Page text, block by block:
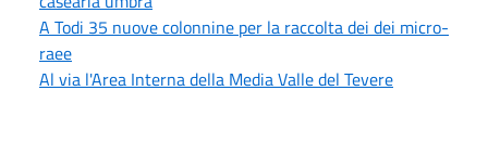
A Todi 35 nuove colonnine per la raccolta dei dei micro-
raee
Al via l'Area Interna della Media Valle del Tevere